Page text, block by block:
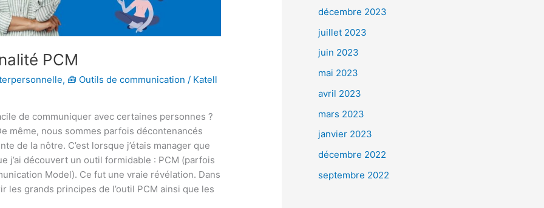
PCM
, 🧰 Outils de communication / Katell
de communiquer avec certaines personnes ?
même, nous sommes parfois décontenancés
de la nôtre. C’est lorsque j’étais manager que
j’ai découvert un outil formidable : PCM (parfois
Model). Ce fut une vraie révélation. Dans
les grands principes de l’outil PCM ainsi que les
décembre 2023
juillet 2023
juin 2023
mai 2023
avril 2023
mars 2023
janvier 2023
décembre 2022
septembre 2022